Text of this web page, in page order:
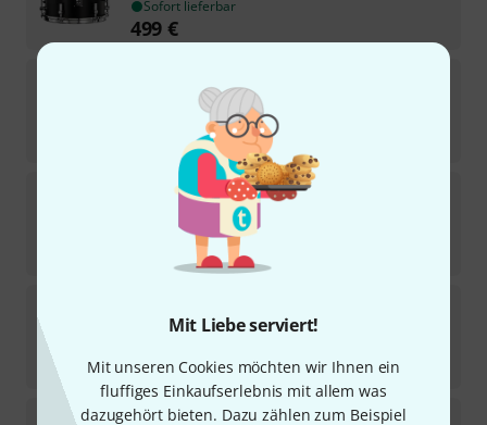
Mit Liebe serviert!
Mit unseren Cookies möchten wir Ihnen ein
fluffiges Einkaufserlebnis mit allem was
dazugehört bieten. Dazu zählen zum Beispiel
Sofort lieferbar
499 €
Sofort lieferbar
12"x08" AQ2 Tom Tom BRF
Mittelfristig lieferbar (ca. 1–2 Wochen)
529€
Sonor10"x07" AQ2 Tom Tom TQZ